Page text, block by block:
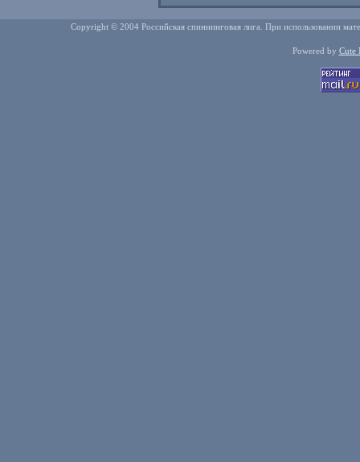
Copyright © 2004 Российская спиннинговая лига. При использовании
Powered by Cute